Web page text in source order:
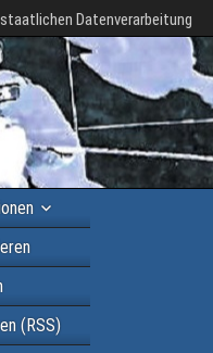
Datenverarbeitung
(RSS)